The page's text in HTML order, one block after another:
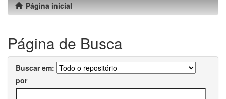
Página inicial
Página de Busca
Buscar em:
por